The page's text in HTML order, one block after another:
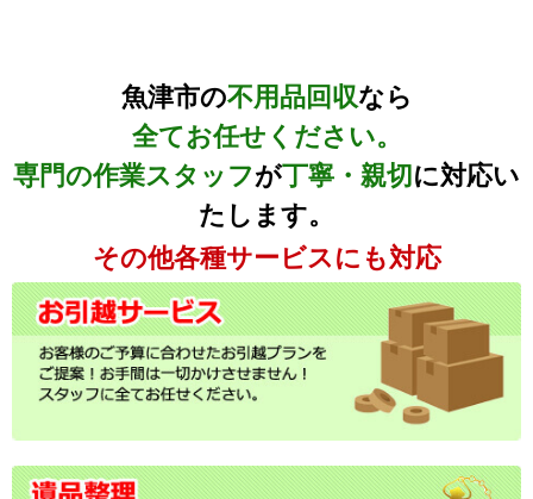
魚津市の不用品回収なら
全てお任せください。
専門の作業スタッフが丁寧・親切 に対応い
たします。
その他各種サービスにも対応